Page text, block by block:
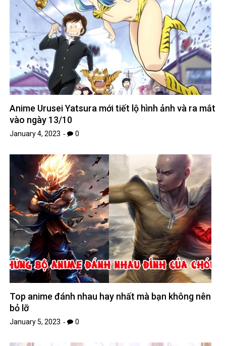
Anime Urusei Yatsura mới tiết lộ hình ảnh và ra mắt
vào ngày 13/10
January 4, 2023 0
Top anime đánh nhau hay nhất mà bạn không nên
bỏ lỡ
January 5, 2023 0